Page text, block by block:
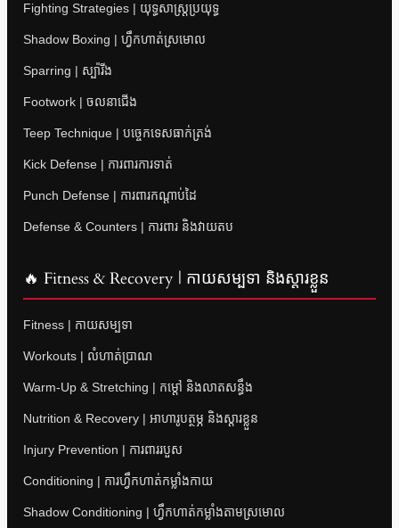
Fighting Strategies | យុទ្ធសាស្ត្រប្រយុទ្ធ
Shadow Boxing | ហ្វឹកហាត់ស្រមោល
Sparring | ស្ប៉ារីង
Footwork | ចលនាជើង
Teep Technique | បច្ចេកទេសធាក់ត្រង់
Kick Defense | ការពារការទាត់
Punch Defense | ការពារកណ្តាប់ដៃ
Defense & Counters | ការពារ និងវាយតប
🔥 Fitness & Recovery | កាយសម្បទា និងស្តារខ្លួន
Fitness | កាយសម្បទា
Workouts | លំហាត់ប្រាណ
Warm-Up & Stretching | កម្តៅ និងលាតសន្ធឹង
Nutrition & Recovery | អាហារូបត្ថម្ភ និងស្តារខ្លួន
Injury Prevention | ការពាររបួស
Conditioning | ការហ្វឹកហាត់កម្លាំងកាយ
Shadow Conditioning | ហ្វឹកហាត់កម្លាំងតាមស្រមោល